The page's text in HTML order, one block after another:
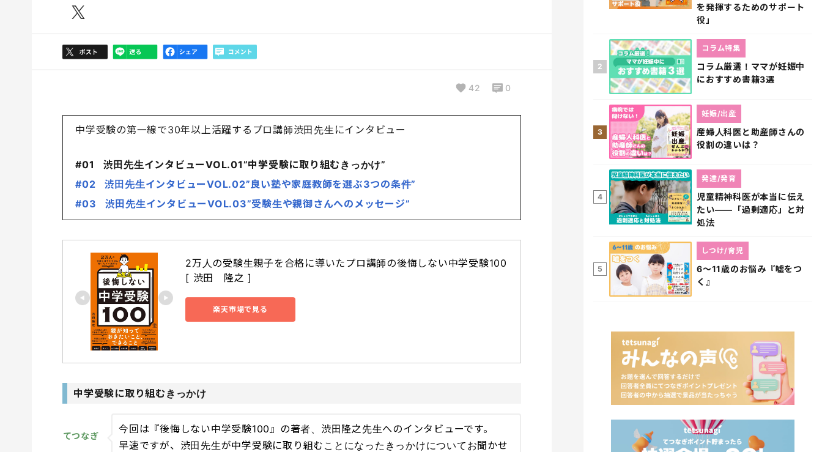
42 0
中学受験の第一線で30年以上活躍するプロ講師渋田先生にインタビュー
#01 渋田先生インタビューVOL.01”中学受験に取り組むきっかけ”
#02 渋田先生インタビューVOL.02”良い塾や家庭教師を選ぶ3つの条件”
#03 渋田先生インタビューVOL.03”受験生や親御さんへのメッセージ”
2万人の受験生親子を合格に導いたプロ講師の後悔しない中学受験100
[ 渋田　隆之 ]
楽天市場で見る
中学受験に取り組むきっかけ
てつなぎ
今回は『後悔しない中学受験100』の著者、渋田隆之先生へのインタビューです。
早速ですが、渋田先生が中学受験に取り組むことになったきっかけについてお聞かせ
を発揮するためのサポート
役」
2
コラム厳選！ママが妊娠中
におすすめ書籍3選
コラム特集
3
産婦人科医と助産師さんの
役割の違いは？
妊娠/出産
4
児童精神科医が本当に伝え
たい――「過剰適応」と対
処法
発達/発育
5
6～11歳のお悩み『嘘をつ
く』
しつけ/育児